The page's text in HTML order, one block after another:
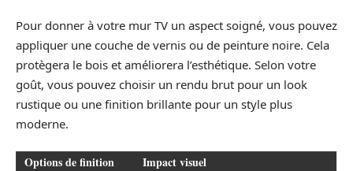
Pour donner à votre mur TV un aspect soigné, vous pouvez
appliquer une couche de vernis ou de peinture noire. Cela
protègera le bois et améliorera l’esthétique. Selon votre
goût, vous pouvez choisir un rendu brut pour un look
rustique ou une finition brillante pour un style plus
moderne.
Options de finition Impact visuel